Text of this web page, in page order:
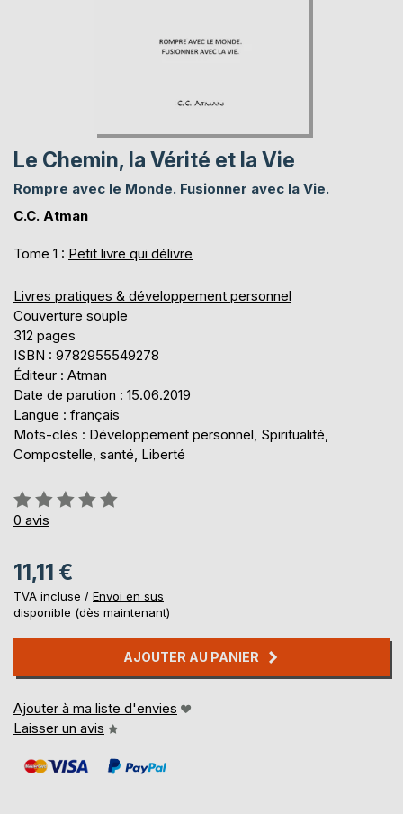
Le Chemin, la Vérité et la Vie
Rompre avec le Monde. Fusionner avec la Vie.
C.C. Atman
Tome 1 : Petit livre qui délivre
Livres pratiques & développement personnel
Couverture souple
312 pages
ISBN : 9782955549278
Éditeur : Atman
Date de parution : 15.06.2019
Langue : français
Mots-clés : Développement personnel, Spiritualité,
Compostelle, santé, Liberté
Évaluation:
0%
0 avis
11,11 €
TVA incluse / Envoi en sus
disponible (dès maintenant)
AJOUTER AU PANIER
Ajouter à ma liste d'envies
Laisser un avis